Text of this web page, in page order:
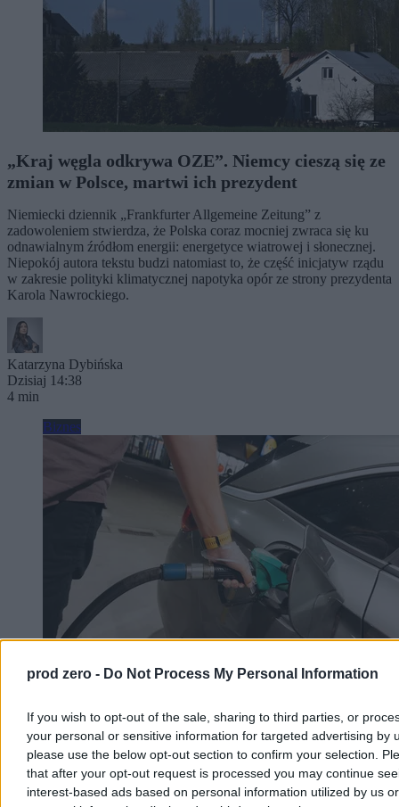
prod zero - Do Not Process My Personal Information
If you wish to opt-out of the sale, sharing to third parties, or
your personal or sensitive information for targeted advertising by
please use the below opt-out section to confirm your selection.
that after your opt-out request is processed you may continue
interest-based ads based on personal information utilized by us or
„Kraj węgla odkrywa OZE”. Niemcy cieszą się ze
zmian w Polsce, martwi ich prezydent
Niemiecki dziennik „Frankfurter Allgemeine Zeitung” z
zadowoleniem stwierdza, że Polska coraz mocniej zwraca się ku
odnawialnym źródłom energii: energetyce wiatrowej i słonecznej.
Niepokój autora tekstu budzi natomiast to, że część inicjatyw rządu
w zakresie polityki klimatycznej napotyka opór ze strony prezydenta
Karola Nawrockiego.
Katarzyna Dybińska
Dzisiaj 14:38
4 min
Biznes
Może być taniej na stacjach. Jest nowa prognoza
cen paliw
W pierwszym tygodniu sierpnia spadły hurtowe ceny paliw.
Analitycy rynku przekonują, że możliwe są również obniżki na
stacjach – i to już w najbliższych dniach.